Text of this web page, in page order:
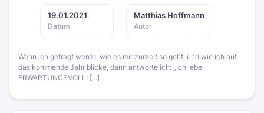
19.01.2021
Datum
Matthias Hoffmann
Autor
Wenn ich gefragt werde, wie es mir zurzeit so geht, und wie ich auf
das kommende Jahr blicke, dann antworte ich: „Ich lebe
ERWARTUNGSVOLL! [...]